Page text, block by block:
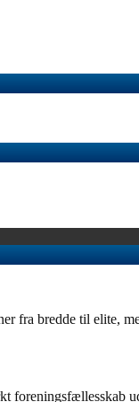
fra bredde til elite,